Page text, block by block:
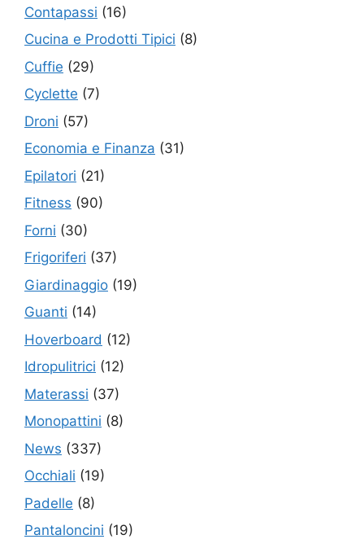
Contapassi (16)
Cucina e Prodotti Tipici (8)
Cuffie (29)
Cyclette (7)
Droni (57)
Economia e Finanza (31)
Epilatori (21)
Fitness (90)
Forni (30)
Frigoriferi (37)
Giardinaggio (19)
Guanti (14)
Hoverboard (12)
Idropulitrici (12)
Materassi (37)
Monopattini (8)
News (337)
Occhiali (19)
Padelle (8)
Pantaloncini (19)